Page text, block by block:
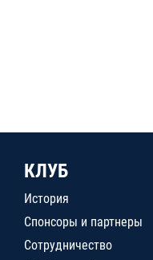
КЛУБ
История
Спонсоры и партнеры
Сотрудничество